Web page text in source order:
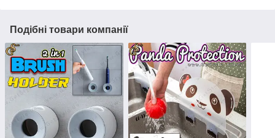
Подібні товари компанії